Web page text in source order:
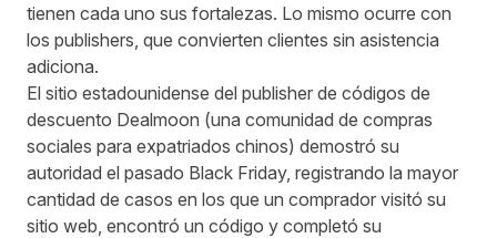
tienen cada uno sus fortalezas. Lo mismo ocurre con
los publishers, que convierten clientes sin asistencia
adiciona.
El sitio estadounidense del publisher de códigos de
descuento Dealmoon (una comunidad de compras
sociales para expatriados chinos) demostró su
autoridad el pasado Black Friday, registrando la mayor
cantidad de casos en los que un comprador visitó su
sitio web, encontró un código y completó su